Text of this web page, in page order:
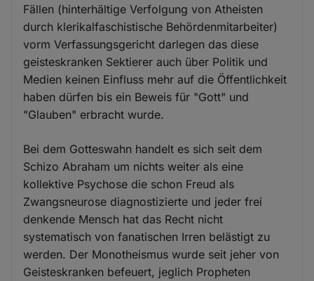
Fällen (hinterhältige Verfolgung von Atheisten
durch klerikalfaschistische Behördenmitarbeiter)
vorm Verfassungsgericht darlegen das diese
geisteskranken Sektierer auch über Politik und
Medien keinen Einfluss mehr auf die Öffentlichkeit
haben dürfen bis ein Beweis für "Gott" und
"Glauben" erbracht wurde.
Bei dem Gotteswahn handelt es sich seit dem
Schizo Abraham um nichts weiter als eine
kollektive Psychose die schon Freud als
Zwangsneurose diagnostizierte und jeder frei
denkende Mensch hat das Recht nicht
systematisch von fanatischen Irren belästigt zu
werden. Der Monotheismus wurde seit jeher von
Geisteskranken befeuert, jeglich Propheten